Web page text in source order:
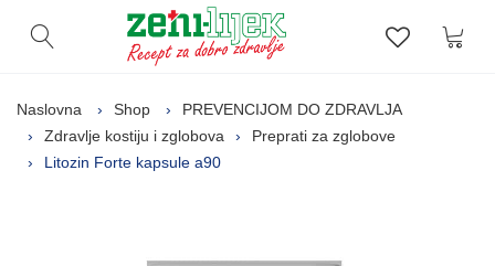
Otvori pretragu Lista
Naslovna Shop
PREVENCIJOM DO ZDRAVLJA
Zdravlje kostiju i zglobova
Preprati za zglobove
Litozin Forte kapsule a90